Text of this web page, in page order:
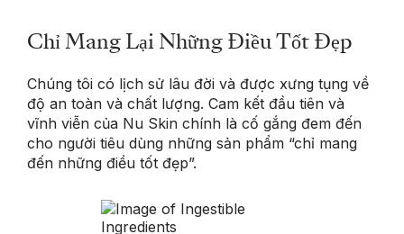
Chỉ Mang Lại Những Điều Tốt Đẹp
Chúng tôi có lịch sử lâu đời và được xưng tụng về
độ an toàn và chất lượng. Cam kết đầu tiên và
vĩnh viễn của Nu Skin chính là cố gắng đem đến
cho người tiêu dùng những sản phẩm “chỉ mang
đến những điều tốt đẹp”.